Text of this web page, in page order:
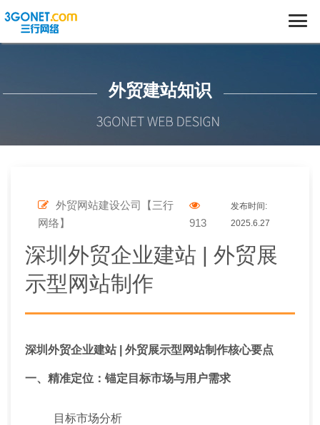
外贸建站知识
外贸网站建设公司【三行
网络】
913
发布时间:
2025.6.27
深圳外贸企业建站 | 外贸展
示型网站制作
深圳外贸企业建站 | 外贸展示型网站制作核心要点
一、精准定位：锚定目标市场与用户需求
目标市场分析